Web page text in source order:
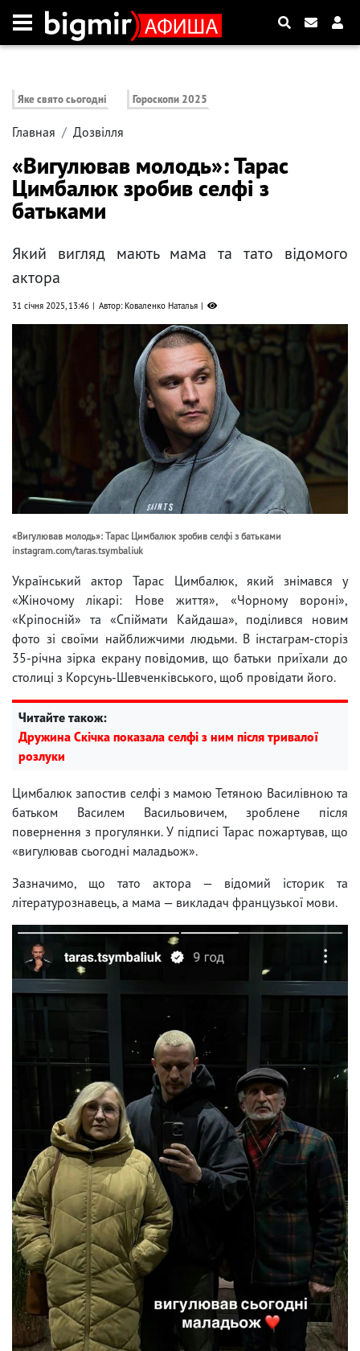
Яке свято сьогодні Гороскопи 2025
Главная Дозвілля
«Вигулював молодь»: Тарас
Цимбалюк зробив селфі з
батьками
Який вигляд мають мама та тато відомого
актора
31 січня 2025, 13:46 Автор: Коваленко Наталья
«Вигулював молодь»: Тарас Цимбалюк зробив селфі з батьками
instagram.com/taras.tsymbaliuk
Український актор Тарас Цимбалюк, який знімався у
«Жіночому лікарі: Нове життя», «Чорному вороні»,
«Кріпосній» та «Спіймати Кайдаша», поділився новим
фото зі своїми найближчими людьми. В інстаграм-сторіз
35-річна зірка екрану повідомив, що батьки приїхали до
столиці з Корсунь-Шевченківського, щоб провідати його.
Читайте також:
Дружина Скічка показала селфі з ним після тривалої
розлуки
Цимбалюк запостив селфі з мамою Тетяною Василівною та
батьком Василем Васильовичем, зроблене після
повернення з прогулянки. У підписі Тарас пожартував, що
«вигулював сьогодні маладьож».
Зазначимо, що тато актора — відомий історик та
літературознавець, а мама — викладач французької мови.